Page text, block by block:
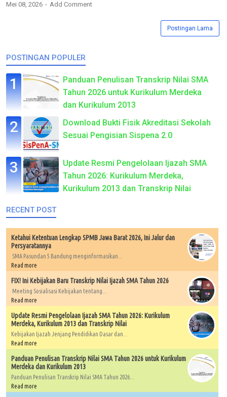
Mei 08, 2026 Add Comment
Postingan Lama
POSTINGAN POPULER
Panduan Penulisan Transkrip Nilai SMA
Tahun 2026 untuk Kurikulum Merdeka
dan Kurikulum 2013
Download Bukti Fisik Akreditasi Sekolah
Sesuai Pengisian Sispena 2.0
Update Resmi Pengelolaan Ijazah SMA
Tahun 2026: Kurikulum Merdeka,
Kurikulum 2013 dan Transkrip Nilai
RECENT POST
Ketahui Ketentuan Lengkap SPMB Jawa Barat 2026, Ini Jalur dan
Persyaratannya
SMA Pasundan 5 Bandung menginformasikan...
Read more
FIX! Ini Kebijakan Baru Transkrip Nilai Ijazah SMA Tahun 2026
Meeting Sosialisasi Kebijakan tentang...
Read more
Update Resmi Pengelolaan Ijazah SMA Tahun 2026: Kurikulum
Merdeka, Kurikulum 2013 dan Transkrip Nilai
Kebijakan Ijazah Jenjang Pendidikan Dasar dan...
Read more
Panduan Penulisan Transkrip Nilai SMA Tahun 2026 untuk Kurikulum
Merdeka dan Kurikulum 2013
Panduan Penulisan Transkrip Nilai SMA Tahun 2026...
Read more